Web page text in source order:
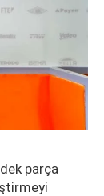
parça